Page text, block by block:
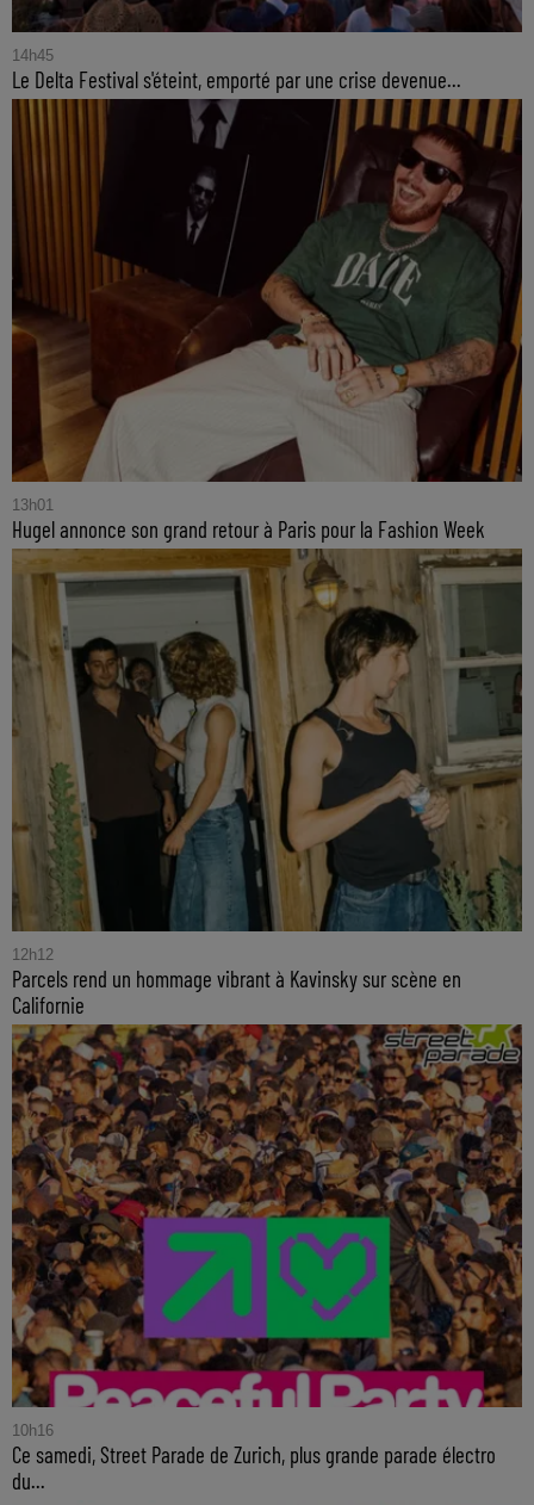
14h45
Le Delta Festival s'éteint, emporté par une crise devenue...
13h01
Hugel annonce son grand retour à Paris pour la Fashion Week
12h12
Parcels rend un hommage vibrant à Kavinsky sur scène en
Californie
10h16
Ce samedi, Street Parade de Zurich, plus grande parade électro
du...